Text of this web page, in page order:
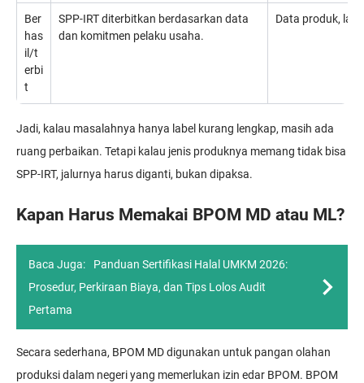
Ber
has
il/t
erbi
t
SPP-IRT diterbitkan berdasarkan data
dan komitmen pelaku usaha.
Data produk,
Jadi, kalau masalahnya hanya label kurang lengkap, masih ada
ruang perbaikan. Tetapi kalau jenis produknya memang tidak bisa
SPP-IRT, jalurnya harus diganti, bukan dipaksa.
Kapan Harus Memakai BPOM MD atau ML?
Baca Juga:
Panduan Sertifikasi Halal UMKM 2026:
Prosedur, Perkiraan Biaya, dan Tips Lolos Audit
Pertama
Secara sederhana, BPOM MD digunakan untuk pangan olahan
produksi dalam negeri yang memerlukan izin edar BPOM. BPOM